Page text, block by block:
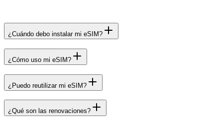
¿Cuándo debo instalar mi eSIM?
¿Cómo uso mi eSIM?
¿Puedo reutilizar mi eSIM?
¿Qué son las renovaciones?